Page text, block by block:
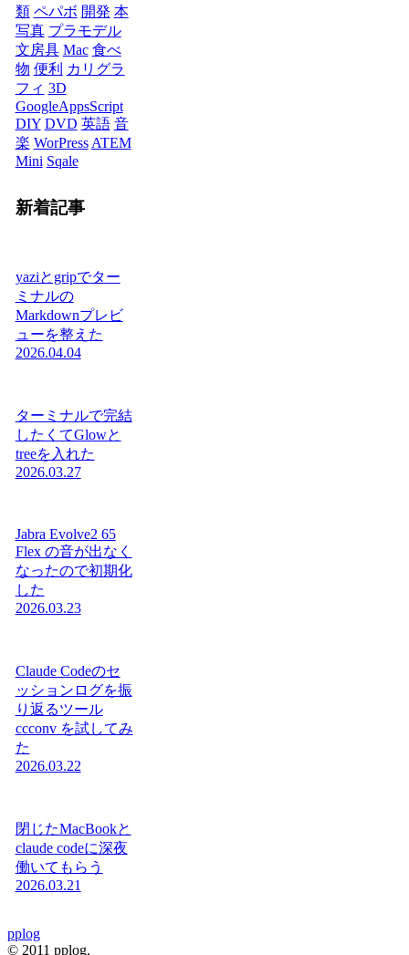
類 ペパボ 開発 本
写真 プラモデル
文房具 Mac 食べ
物 便利 カリグラ
フィ 3D
GoogleAppsScript
DIY DVD 英語 音
楽 WorPress ATEM
Mini Sqale
新着記事
yaziとgripでター
ミナルの
Markdownプレビ
ューを整えた
2026.04.04
ターミナルで完結
したくてGlowと
treeを入れた
2026.03.27
Jabra Evolve2 65
Flex の音が出なく
なったので初期化
した
2026.03.23
Claude Codeのセ
ッションログを振
り返るツール
ccconv を試してみ
た
2026.03.22
閉じたMacBookと
claude codeに深夜
働いてもらう
2026.03.21
pplog
© 2011 pplog.